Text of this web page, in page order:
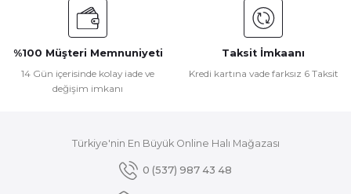
Ürün bilgilerinde hatalar bulunuyor.
Ürün fiyatı diğer sitelerden daha pahalı.
Gönder
%100 Müşteri Memnuniyeti
14 Gün içerisinde kolay iade ve
değişim imkanı
Taksit İmkaanı
Kredi kartına vade farksız 6 Taksit
Türkiye'nin En Büyük Online Halı Mağazası
0 (537) 987 43 48